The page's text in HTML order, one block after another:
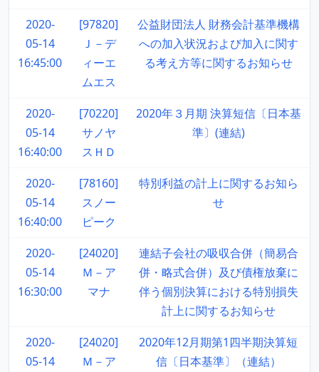
2020-
05-14
16:45:00
[97820]
Ｊ－デ
ィーエ
ムエス
公益財団法人 財務会計基準機構
への加入状況および加入に関す
る考え方等に関するお知らせ
2020-
05-14
16:40:00
[70220]
サノヤ
スＨＤ
2020年３月期 決算短信〔日本基
準〕(連結)
2020-
05-14
16:40:00
[78160]
スノー
ピーク
特別利益の計上に関するお知ら
せ
2020-
05-14
16:30:00
[24020]
Ｍ－ア
マナ
連結子会社の吸収合併（簡易合
併・略式合併）及び債権放棄に
伴う個別決算における特別損失
計上に関するお知らせ
2020-
05-14
[24020]
Ｍ－ア
2020年12月期第1四半期決算短
信〔日本基準〕（連結）